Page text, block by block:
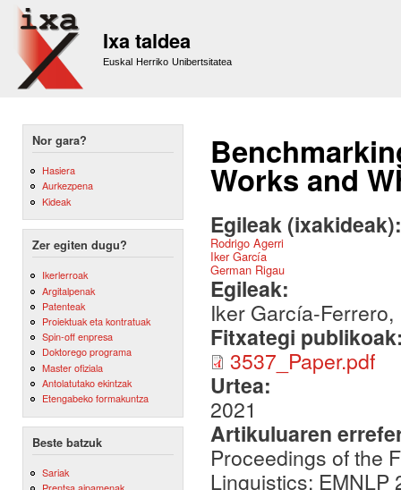
Ixa taldea
Euskal Herriko Unibertsitatea
Nor gara?
Hasiera
Aurkezpena
Kideak
Zer egiten dugu?
Ikerlerroak
Argitalpenak
Patenteak
Proiektuak eta kontratuak
Spin-off enpresa
Doktorego programa
Master ofiziala
Antolatutako ekintzak
Etengabeko formakuntza
Beste batzuk
Sariak
Works and
Egileak
Rodrigo Agerri
Iker García
German Rigau
Egileak:
Iker García-
Fitxategi
3537_Paper.pdf
Urtea:
2021
Artikuluaren
Proceedings of the
Linguistics: EMNLP